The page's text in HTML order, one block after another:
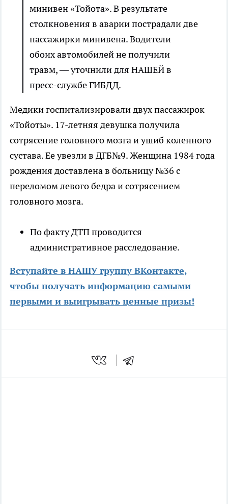
минивен «Тойота». В результате
столкновения в аварии пострадали две
пассажирки минивена. Водители
обоих автомобилей не получили
травм, — уточнили для НАШЕЙ в
пресс-службе ГИБДД.
Медики госпитализировали двух пассажирок
«Тойоты». 17-летняя девушка получила
сотрясение головного мозга и ушиб коленного
сустава. Ее увезли в ДГБ№9. Женщина 1984 года
рождения доставлена в больницу №36 с
переломом левого бедра и сотрясением
головного мозга.
По факту ДТП проводится
административное расследование.
Вступайте в НАШУ группу ВКонтакте,
чтобы получать информацию самыми
первыми и выигрывать ценные призы!